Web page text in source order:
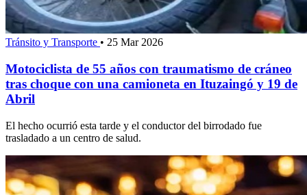
Tránsito y Transporte • 25 Mar 2026
Motociclista de 55 años con traumatismo de cráneo
tras choque con una camioneta en Ituzaingó y 19 de
Abril
El hecho ocurrió esta tarde y el conductor del birrodado fue
trasladado a un centro de salud.